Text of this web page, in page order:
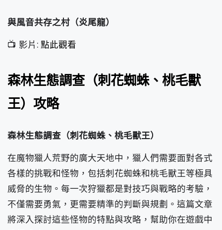
與風音共存之村（炎尾龍）
📺 影片: 點此觀看
森林生態調查（刺花蜘蛛、桃毛獸
王）攻略
森林生態調查（刺花蜘蛛、桃毛獸王）
在魔物獵人荒野的廣大天地中，獵人們需要面對各式
各樣的挑戰和怪物，包括刺花蜘蛛和桃毛獸王等極具
威脅的生物。每一次狩獵都是對技巧與戰略的考驗，
不僅需要勇氣，更需要精準的判斷與規劃。這篇文章
將深入探討這些怪物的特點與攻略，幫助你在遊戲中